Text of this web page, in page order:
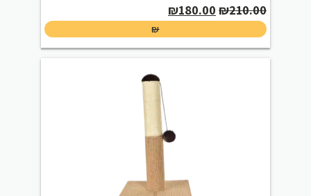
₪210.00
Original
price
was:
₪210.00.
₪180.00
price
is:
₪180.00.
₪